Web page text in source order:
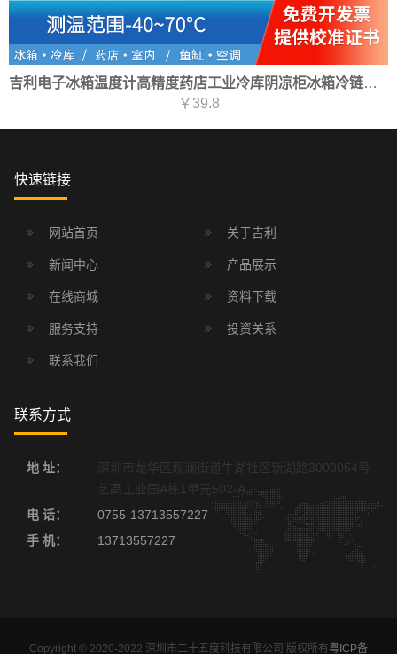
吉利电子冰箱温度计高精度药店工业冷库阴凉柜冰箱冷链车测水温鱼缸专用
￥39.8
快速链接
网站首页 关于吉利
新闻中心 产品展示
在线商城 资料下载
服务支持 投资关系
联系我们
联系方式
地 址：
深圳市龙华区观澜街道牛湖社区新湖路3000054号
艺高工业园A栋1单元502-A
电 话：
0755-13713557227
手 机：
13713557227
Copyright © 2020-2022 深圳市二十五度科技有限公司 版权所有粤ICP备